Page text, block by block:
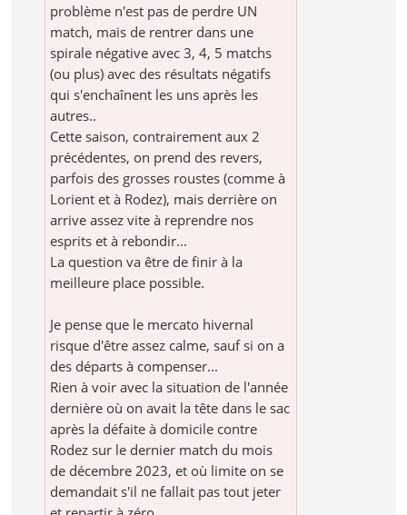
problème n'est pas de perdre UN
match, mais de rentrer dans une
spirale négative avec 3, 4, 5 matchs
(ou plus) avec des résultats négatifs
qui s'enchaînent les uns après les
autres..
Cette saison, contrairement aux 2
précédentes, on prend des revers,
parfois des grosses roustes (comme à
Lorient et à Rodez), mais derrière on
arrive assez vite à reprendre nos
esprits et à rebondir...
La question va être de finir à la
meilleure place possible.
Je pense que le mercato hivernal
risque d'être assez calme, sauf si on a
des départs à compenser...
Rien à voir avec la situation de l'année
dernière où on avait la tête dans le sac
après la défaite à domicile contre
Rodez sur le dernier match du mois
de décembre 2023, et où limite on se
demandait s'il ne fallait pas tout jeter